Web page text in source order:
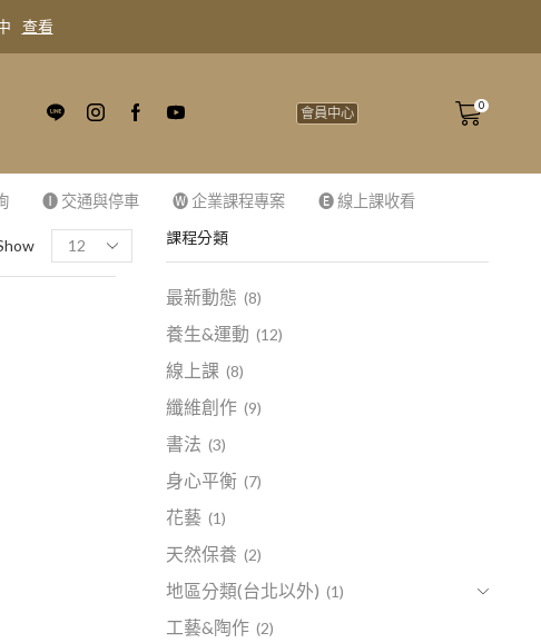
查看
會員中心 0
🅘 交通與停車 🅦 企業課程專案 🅔 線上課收看
課程分類
最新動態 (8)
養生&運動 (12)
線上課 (8)
纖維創作 (9)
書法 (3)
身心平衡 (7)
花藝 (1)
天然保養 (2)
地區分類(台北以外) (1)
工藝&陶作 (2)